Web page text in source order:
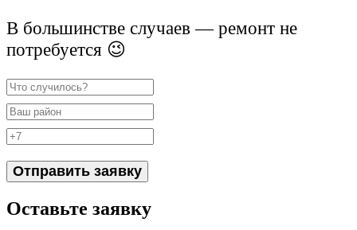
В большинстве случаев — ремонт не
потребуется 😉
Отправить заявку
Оставьте заявку